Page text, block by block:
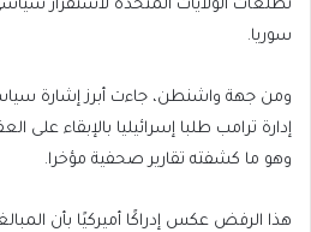
تطلعات الولايات المتحدة لاستقرار
سوريا.
ومن جهة واشنطن، جاءت أبرز إشارة
إدارة ترامب طلبا إسرائيليا بالإبقاء
وهو ما كشفته تقارير صحفية مؤخرا.
هذا الرفض عكس إدراكًا أميركيًا بأن